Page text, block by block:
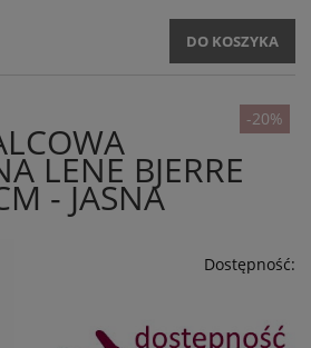
DO KOSZYKA
LENE BJERRE
- JASNA
Dostępność:
-20%